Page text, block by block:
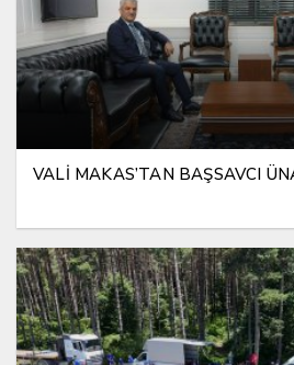
VALİ MAKAS’TAN BAŞSAVCI